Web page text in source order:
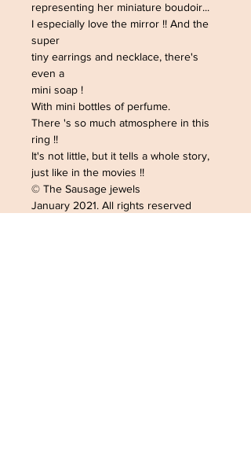
representing her miniature boudoir...
I especially love the mirror !! And the
super
tiny earrings and necklace, there's
even a
mini soap !
With mini bottles of perfume.
There 's so much atmosphere in this
ring !!
It's not little, but it tells a whole story,
just like in the movies !!
© The Sausage jewels
January 2021. All rights reserved